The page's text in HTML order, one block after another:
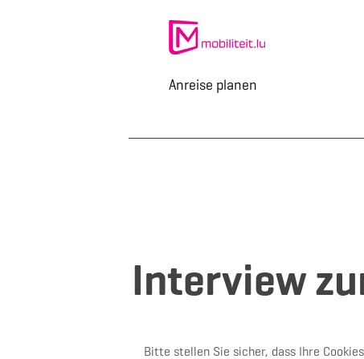
Anreise planen
Interview
Bitte stellen Sie sicher, dass Ihre